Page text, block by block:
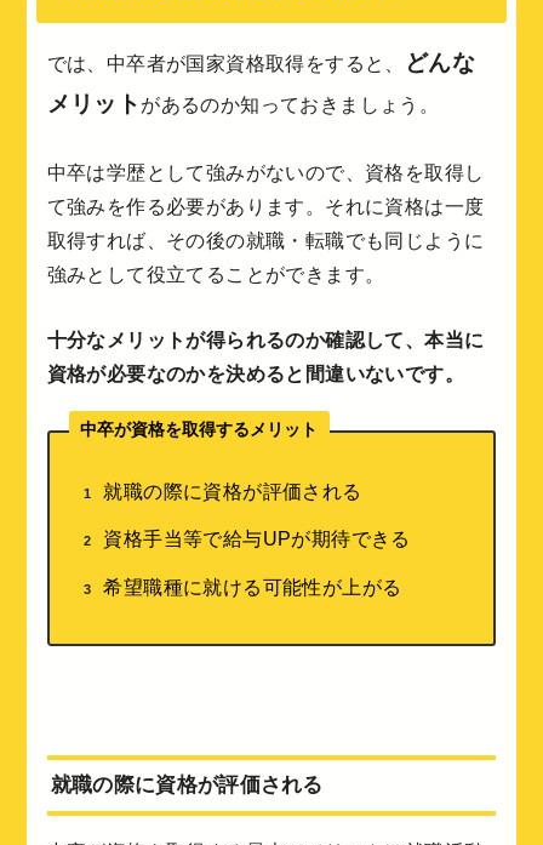
では、中卒者が国家資格取得をすると、
どんな
メリット があるのか知っておきましょう。
中卒は学歴として強みがないので、資格を取得し
て強みを作る必要があります。それに資格は一度
取得すれば、その後の就職・転職でも同じように
強みとして役立てることができます。
十分なメリットが得られるのか確認して、本当に
資格が必要なのかを決めると間違いないです。
中卒が資格を取得するメリット
就職の際に資格が評価される
資格手当等で給与UPが期待できる
希望職種に就ける可能性が上がる
就職の際に資格が評価される